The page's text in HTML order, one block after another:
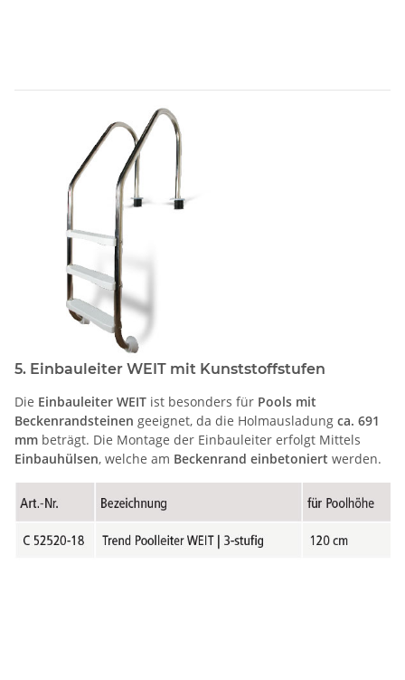
5. Einbauleiter WEIT mit Kunststoffstufen
Die Einbauleiter WEIT ist besonders für Pools mit
Beckenrandsteinen geeignet, da die Holmausladung ca. 691
mm beträgt. Die Montage der Einbauleiter erfolgt Mittels
Einbauhülsen, welche am Beckenrand einbetoniert werden.